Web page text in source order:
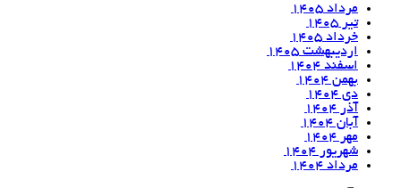
مرداد ۱۴۰۵
تیر ۱۴۰۵
خرداد ۱۴۰۵
اردیبهشت ۱۴۰۵
اسفند ۱۴۰۴
بهمن ۱۴۰۴
دی ۱۴۰۴
آذر ۱۴۰۴
آبان ۱۴۰۴
مهر ۱۴۰۴
شهریور ۱۴۰۴
مرداد ۱۴۰۴